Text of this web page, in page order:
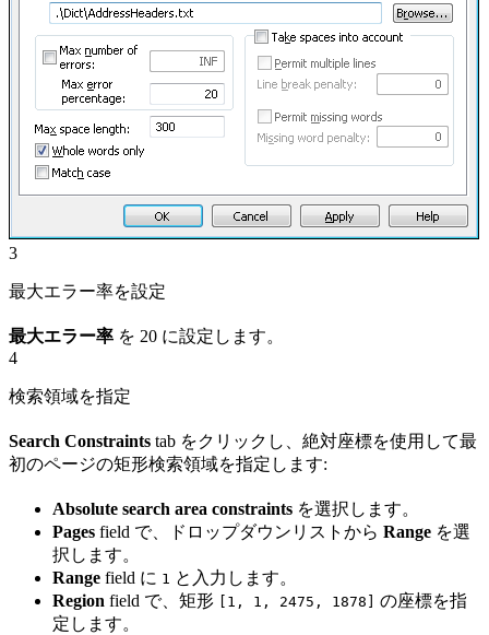
3
最大エラー率を設定
最大エラー率 を 20 に設定します。
4
検索領域を指定
Search Constraints tab をクリックし、絶対座標を使用して最
初のページの矩形検索領域を指定します:
Absolute search area constraints を選択します。
Pages field で、ドロップダウンリストから Range を選
択します。
Range field に 1 と入力します。
Region field で、矩形 [1, 1, 2475, 1878]
の座標を指
定します。